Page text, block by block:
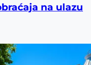
na ulazu